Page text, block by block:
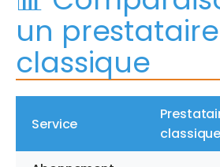
un prestataire
classique
Service
classique